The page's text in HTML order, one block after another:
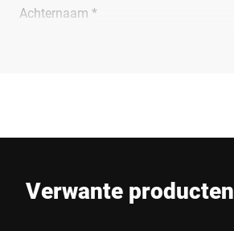
Achternaam *
E-Mail *
Verwante producten